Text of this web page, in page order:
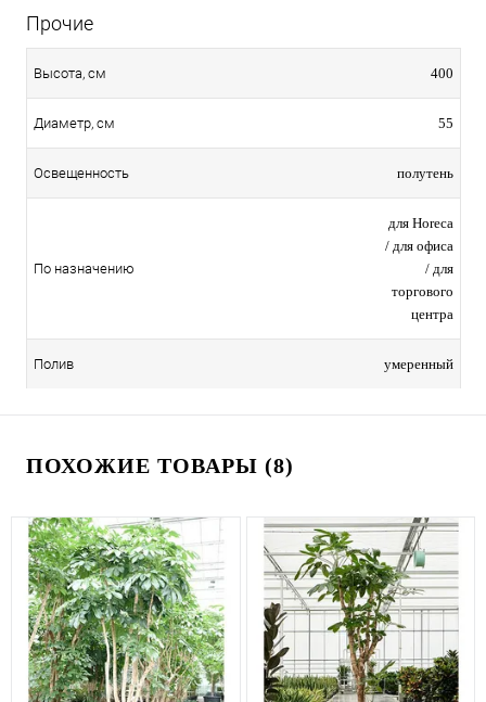
Прочие
Высота, см 400
Диаметр, см 55
Освещенность полутень
По назначению
для Horeca
/ для офиса
/ для
торгового
центра
Полив умеренный
ПОХОЖИЕ ТОВАРЫ (8)